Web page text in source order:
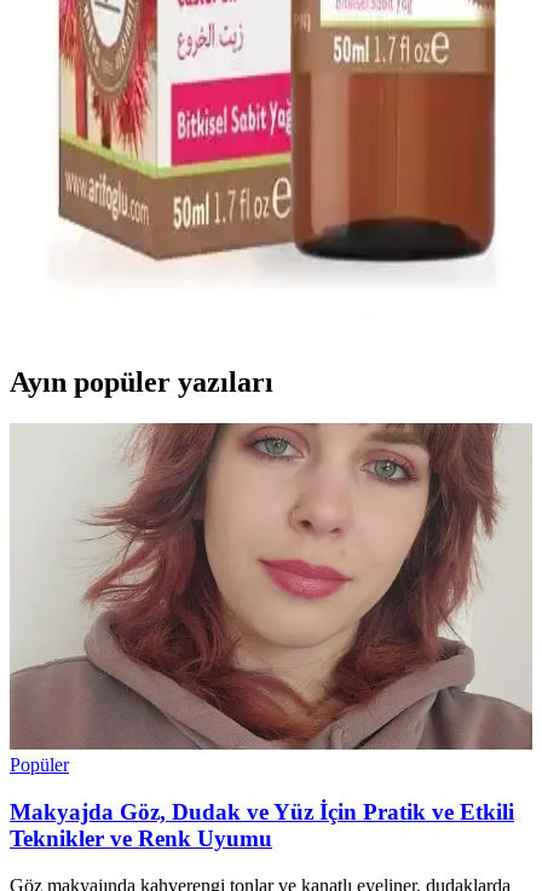
Alerji Dostu ve Doğal Makyaj Ürünleri: Güvenle
Kullanabileceğiniz En İyi Seçenekler
Alerji dostu ve doğal makyaj ürünleri, hassas ciltler için güvenli,
çevre dostu ve dermatolojik testlerden geçmiş seçenekler sunar.
Doğru ürün seçimiyle güzelliğinizi koruyabilirsiniz.
Arifoğlu Hint Yağı 50ml Doğal Cilt ve Saç
Bakımında Kullanılan Bitkisel Yağ
Arifoğlu Hint Yağı, %100 doğal, soğuk sıkım bitkisel içerik ile cilt
Ayın popüler yazıları
Popüler
Makyajda Göz, Dudak ve Yüz İçin Pratik ve Etkili
Teknikler ve Renk Uyumu
Göz makyajında kahverengi tonlar ve kanatlı eyeliner, dudaklarda